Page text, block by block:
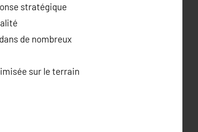
stratégique
de nombreux
sur le terrain